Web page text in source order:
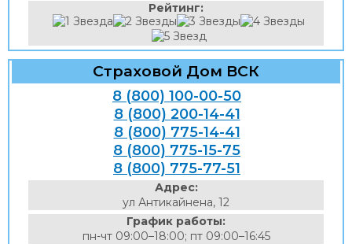
Рейтинг:
Страховой Дом ВСК
8 (800) 100-00-50
8 (800) 200-14-41
8 (800) 775-14-41
8 (800) 775-15-75
8 (800) 775-77-51
Адрес:
ул Антикайнена, 12
График работы:
пн-чт 09:00–18:00; пт 09:00–16:45